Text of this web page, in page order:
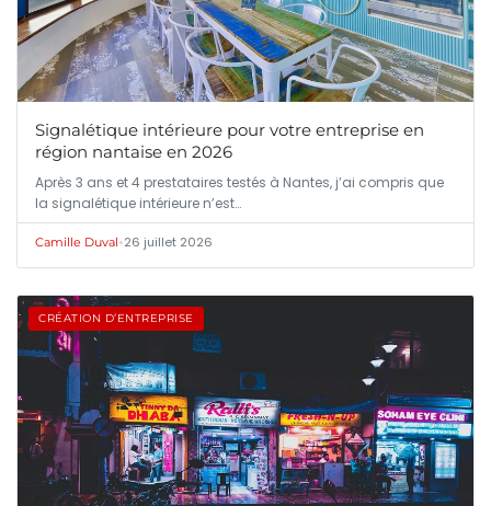
Signalétique intérieure pour votre entreprise en
région nantaise en 2026
Après 3 ans et 4 prestataires testés à Nantes, j’ai compris que
la signalétique intérieure n’est…
Camille Duval•26 juillet 2026
CRÉATION D’ENTREPRISE